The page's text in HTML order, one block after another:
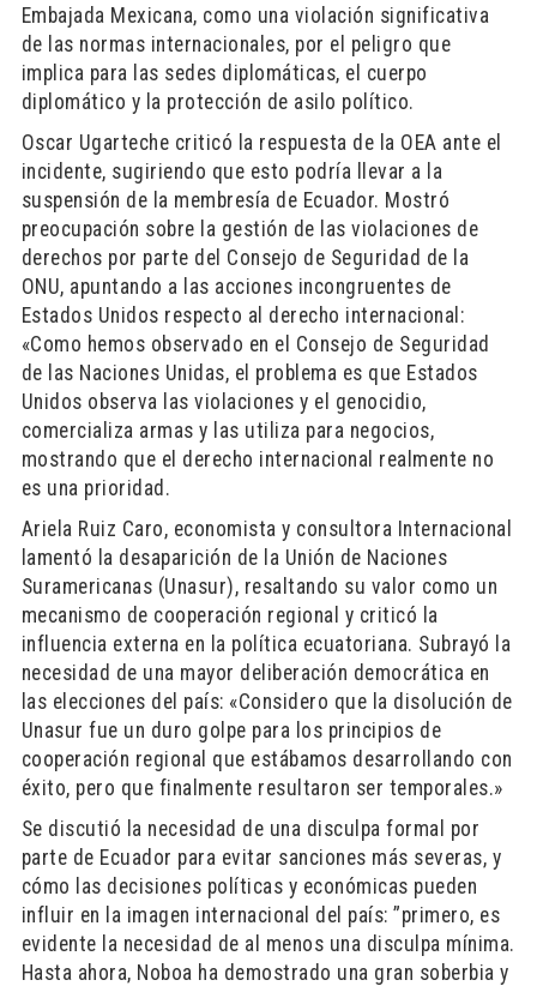
Embajada Mexicana, como una violación significativa
de las normas internacionales, por el peligro que
implica para las sedes diplomáticas, el cuerpo
diplomático y la protección de asilo político.
Oscar Ugarteche criticó la respuesta de la OEA ante el
incidente, sugiriendo que esto podría llevar a la
suspensión de la membresía de Ecuador. Mostró
preocupación sobre la gestión de las violaciones de
derechos por parte del Consejo de Seguridad de la
ONU, apuntando a las acciones incongruentes de
Estados Unidos respecto al derecho internacional:
«Como hemos observado en el Consejo de Seguridad
de las Naciones Unidas, el problema es que Estados
Unidos observa las violaciones y el genocidio,
comercializa armas y las utiliza para negocios,
mostrando que el derecho internacional realmente no
es una prioridad.
Ariela Ruiz Caro, economista y consultora Internacional
lamentó la desaparición de la Unión de Naciones
Suramericanas (Unasur), resaltando su valor como un
mecanismo de cooperación regional y criticó la
influencia externa en la política ecuatoriana. Subrayó la
necesidad de una mayor deliberación democrática en
las elecciones del país: «Considero que la disolución de
Unasur fue un duro golpe para los principios de
cooperación regional que estábamos desarrollando con
éxito, pero que finalmente resultaron ser temporales.»
Se discutió la necesidad de una disculpa formal por
parte de Ecuador para evitar sanciones más severas, y
cómo las decisiones políticas y económicas pueden
influir en la imagen internacional del país: ”primero, es
evidente la necesidad de al menos una disculpa mínima.
Hasta ahora, Noboa ha demostrado una gran soberbia y